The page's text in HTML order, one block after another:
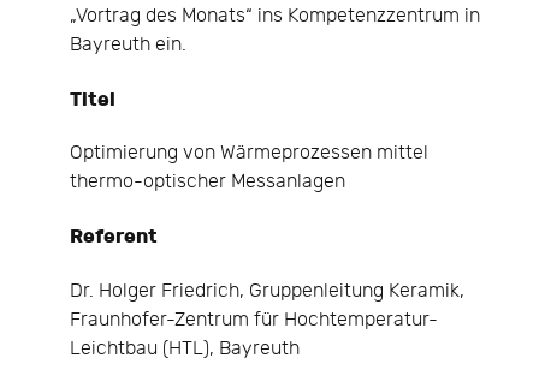
„Vortrag des Monats“ ins Kompetenzzentrum in
Bayreuth ein.
Titel
Optimierung von Wärmeprozessen mittel
thermo-optischer Messanlagen
Referent
Dr. Holger Friedrich, Gruppenleitung Keramik,
Fraunhofer-Zentrum für Hochtemperatur-
Leichtbau (HTL), Bayreuth